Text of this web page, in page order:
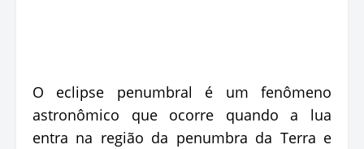
O eclipse penumbral é um fenômeno
astronômico que ocorre quando a lua
entra na região da penumbra da Terra e